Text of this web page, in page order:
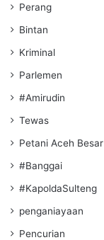
Perang
Bintan
Kriminal
Parlemen
#Amirudin
Tewas
Petani Aceh Besar
#Banggai
#KapoldaSulteng
penganiayaan
Pencurian